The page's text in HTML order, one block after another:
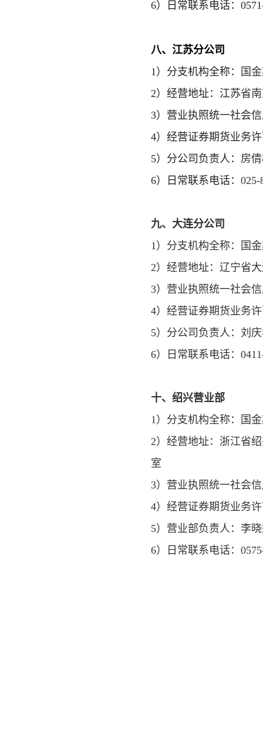
6）日常联系电话：
八、 江苏分公司
1） 分支机构全称 ：
国
2）经营地址： 江苏省
3）营业执照统一社会
4）经营证券期货业务
5）分公司负责人： 房
6）日常联系电话： 025-
九、大连分公司
1）分支机构全称：国
2）经营地址：辽宁省
3）营业执照统一社会
4）经营证券期货业务
5）分公司负责人：刘
6）日常联系电话：
十、绍兴营业部
1）分支机构全称：国
2）经营地址：浙江省
室
3）营业执照统一社会
4）经营证券期货业务
5）营业部负责人：李
6）日常联系电话：